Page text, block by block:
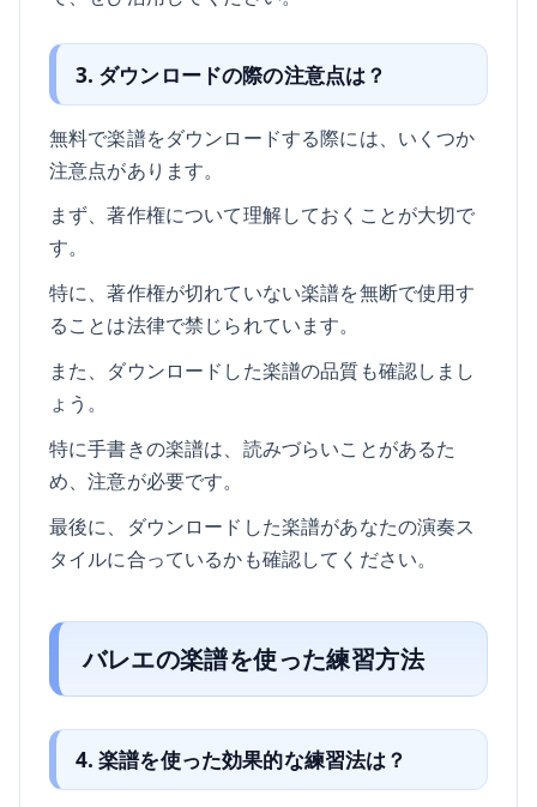
3. ダウンロードの際の注意点は？
無料で楽譜をダウンロードする際には、いくつか
注意点があります。
まず、著作権について理解しておくことが大切で
す。
特に、著作権が切れていない楽譜を無断で使用す
ることは法律で禁じられています。
また、ダウンロードした楽譜の品質も確認しまし
ょう。
特に手書きの楽譜は、読みづらいことがあるた
め、注意が必要です。
最後に、ダウンロードした楽譜があなたの演奏ス
タイルに合っているかも確認してください。
バレエの楽譜を使った練習方法
4. 楽譜を使った効果的な練習法は？